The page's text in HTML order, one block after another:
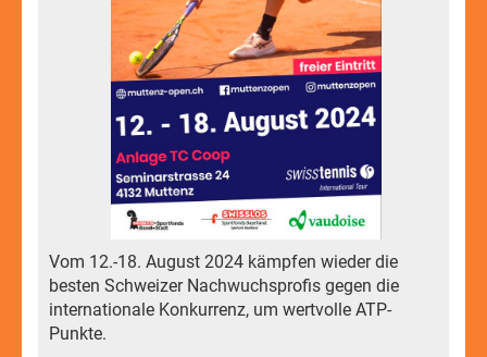
Vom 12.-18. August 2024 kämpfen wieder die
besten Schweizer Nachwuchsprofis gegen die
internationale Konkurrenz, um wertvolle ATP-
Punkte.